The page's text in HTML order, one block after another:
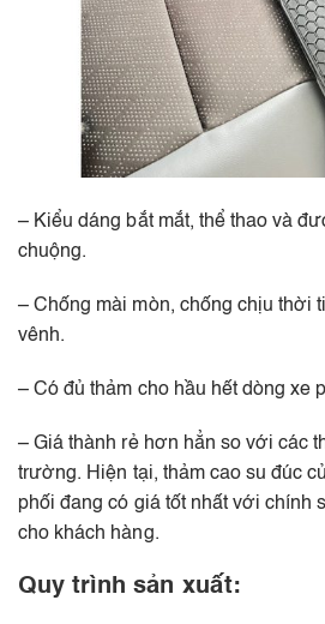
– Kiểu dáng bắt mắt, thể thao và
chuộng.
– Chống mài mòn, chống chịu thời
vênh.
– Có đủ thảm cho hầu hết dòng xe
– Giá thành rẻ hơn hẳn so với các
trường. Hiện tại, thảm cao su đúc
phối đang có giá tốt nhất với chính
cho khách hàng.
Quy trình sản xuất: